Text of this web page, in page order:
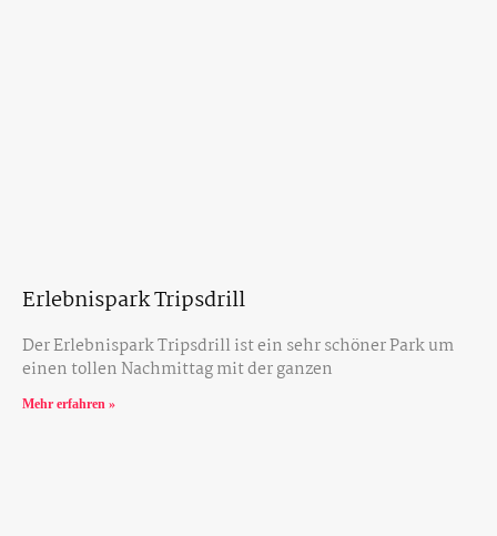
Erlebnispark Tripsdrill
Der Erlebnispark Tripsdrill ist ein sehr schöner Park um
einen tollen Nachmittag mit der ganzen
Mehr erfahren »